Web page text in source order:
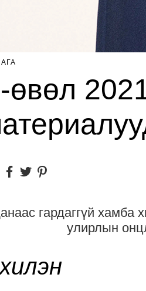
гардаггүй хамба
улирлын